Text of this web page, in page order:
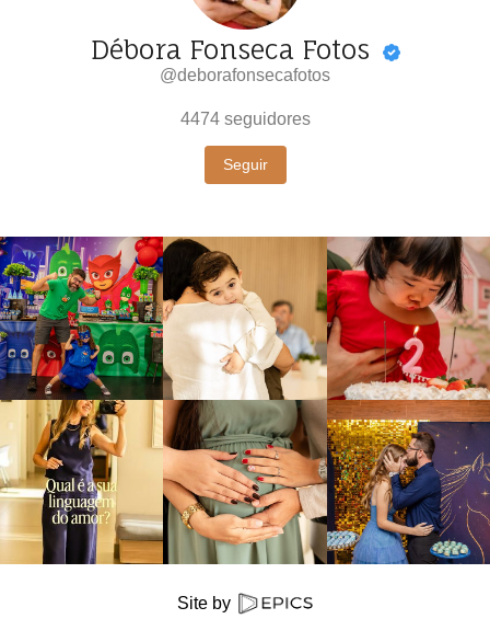
Débora Fonseca Fotos
@deborafonsecafotos
4474 seguidores
Seguir
Site by